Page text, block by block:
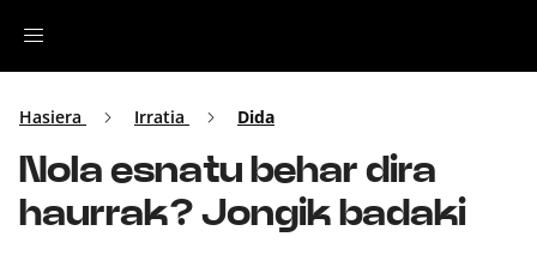
Irratia
Top Gaztea
Hasiera Irratia Dida
Nola esnatu behar dira
haurrak? Jongik badaki